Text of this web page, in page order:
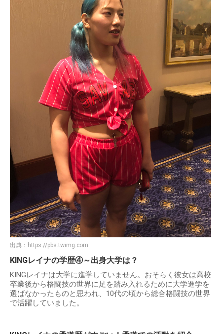
出典： https://pbs.twimg.com
KINGレイナの学歴④～出身大学は？
KINGレイナは大学に進学していません。おそらく彼女は高校
卒業後から格闘技の世界に足を踏み入れるために大学進学を
選ばなかったものと思われ、10代の頃から総合格闘技の世界
で活躍していました。